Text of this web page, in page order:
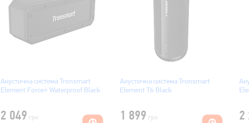
Акустична система Tronsmart
Element Force+ Waterproof Black
2 049
Акустична система Tronsmart
Element T6 Black
1 899 2